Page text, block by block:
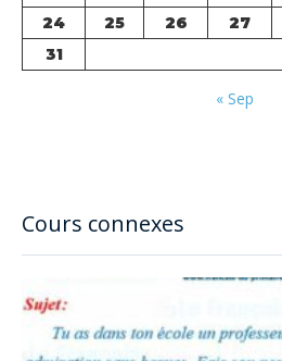
Cours connexes
24
25 26 27
31
« Sep